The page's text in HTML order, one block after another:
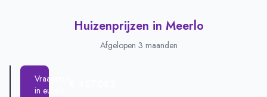
Huizenprijzen in Meerlo
Afgelopen 3 maanden
Vraagprijs
in euro's